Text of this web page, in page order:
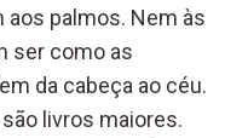
aos palmos. Nem às
ser como as
da cabeça ao céu.
livros maiores.